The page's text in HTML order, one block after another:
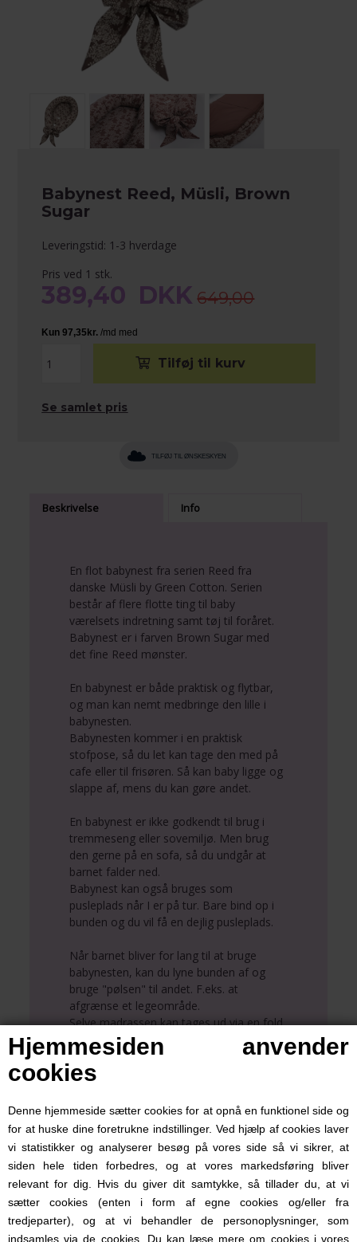
Hjemmesiden anvender
cookies
Denne hjemmeside sætter cookies for at opnå en funktionel side og
for at huske dine foretrukne indstillinger. Ved hjælp af cookies laver
vi statistikker og analyserer besøg på vores side så vi sikrer, at
siden hele tiden forbedres, og at vores markedsføring bliver
relevant for dig. Hvis du giver dit samtykke, så tillader du, at vi
sætter cookies (enten i form af egne cookies og/eller fra
tredjeparter), og at vi behandler de personoplysninger, som
indsamles via de cookies. Du kan læse mere om cookies i vores
Babynest Reed, Müsli, Brown
Sugar
Leveringstid: 1-3 hverdage
Pris ved 1 stk.
389,40 DKK 649,00
Se samlet pris
TILFØJ TIL ØNSKESKYEN
Beskrivelse Info
En flot babynest fra serien Reed fra
danske Müsli by Green Cotton. Serien
består af flere flotte ting til baby
værelsets indretning samt tøj til foråret.
Babynest er i farven Brown Sugar med
det fine Reed mønster.
En babynest er både praktisk og flytbar,
og man kan nemt medbringe den lille i
babynesten.
Babynesten kommer i en praktisk
stofpose, så du let kan tage den med på
cafe eller til frisøren. Så kan baby ligge og
slappe af, mens du kan gøre andet.
En babynest er ikke godkendt til brug i
tremmeseng eller sovemiljø. Men brug
den gerne på en sofa, så du undgår at
barnet falder ned.
Babynest kan også bruges som
pusleplads når I er på tur. Bare bind op i
bunden og du vil få en dejlig pusleplads.
Når barnet bliver for lang til at bruge
babynesten, kan du lyne bunden af og
bruge "pølsen" til andet. F.eks. at
afgrænse et legeområde.
Selve madrassen kan tages ud via en fold
på bagsiden af babynesten. Madrassen er
ekstra tyk og føles behagelig at ligge på.
vaske i maskine.
Selve pøllen måler 200 cm og er 35 cm i
omkreds.
Babynest fra Müsli by Green Cotton er 40
x 75 cm.
Giraffe babynest i passer super godt